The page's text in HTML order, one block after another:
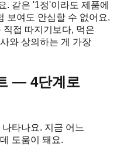
. 같은 '1정'이라도 제품에
보여도 안심할 수 없어요.
접 따지기보다, 먹은
와 상의하는 게 가장
— 4단계로
타나요. 지금 어느
도움이 돼요.